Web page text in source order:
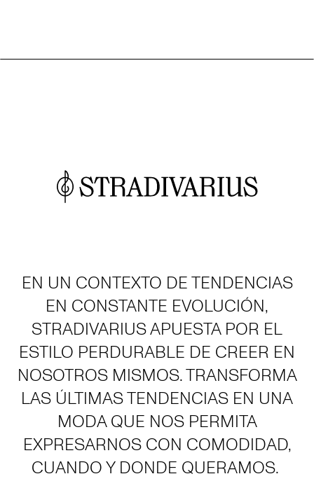
EN UN CONTEXTO DE TENDENCIAS
EN CONSTANTE EVOLUCIÓN,
STRADIVARIUS APUESTA POR EL
ESTILO PERDURABLE DE CREER EN
NOSOTROS MISMOS. TRANSFORMA
LAS ÚLTIMAS TENDENCIAS EN UNA
MODA QUE NOS PERMITA
EXPRESARNOS CON COMODIDAD,
CUANDO Y DONDE QUERAMOS.